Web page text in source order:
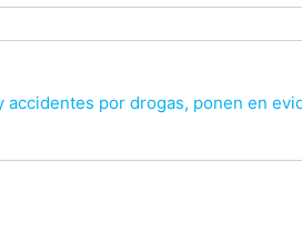
accidentes por drogas, ponen en